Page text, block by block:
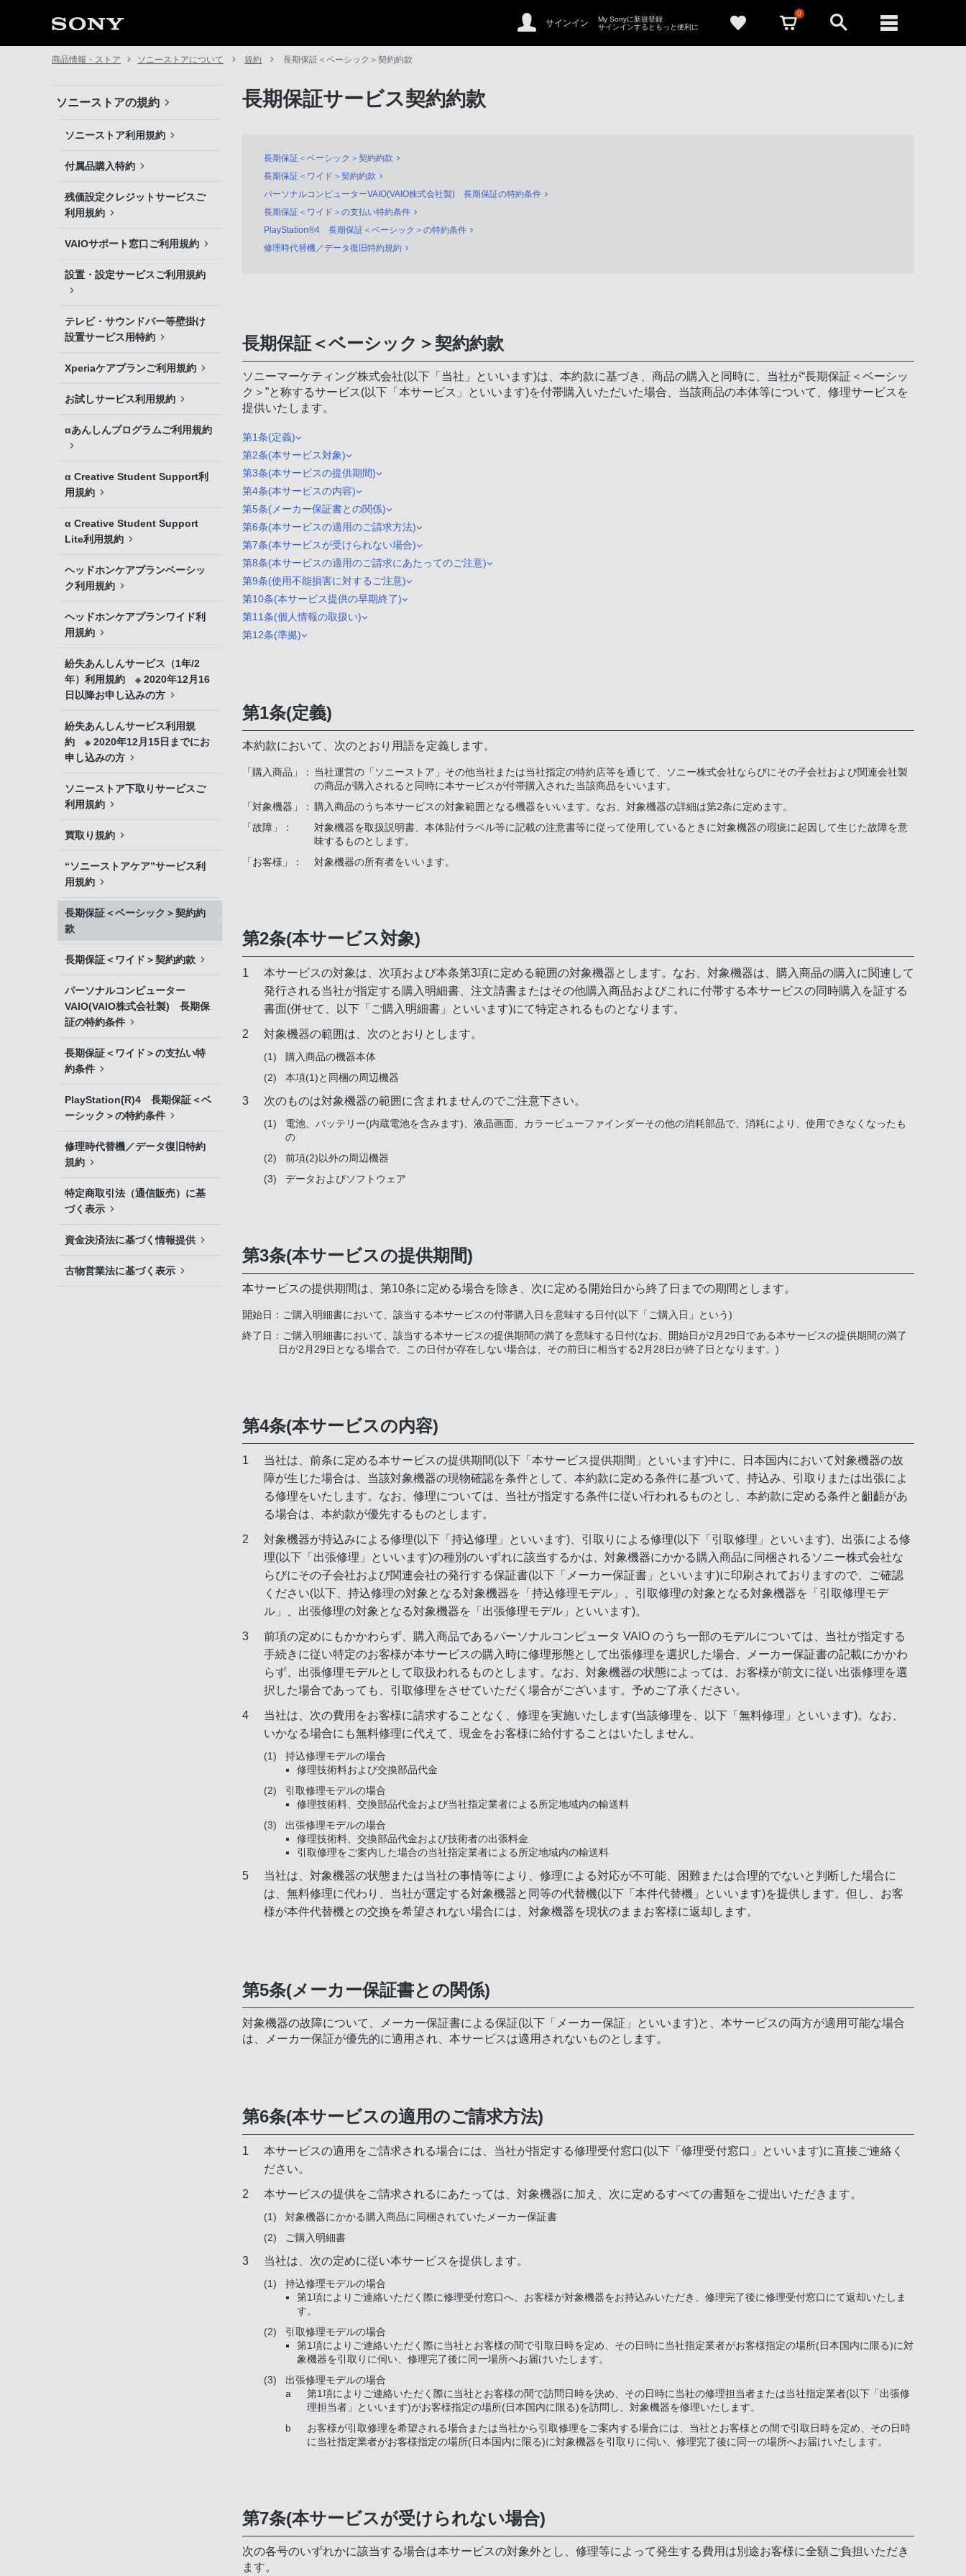
サインイン
My Sonyに新規登録
サインインするともっと便利に
0
商品情報・ストア ソニーストアについて 規約 長期保証＜ベーシック＞契約約款
長期保証サービス契約約款
長期保証＜ベーシック＞契約約款
長期保証＜ワイド＞契約約款
パーソナルコンピューターVAIO(VAIO株式会社製) 長期保証の特約条件
長期保証＜ワイド＞の支払い特約条件
PlayStation®4 長期保証＜ベーシック＞の特約条件
修理時代替機／データ復旧特約規約
長期保証＜ベーシック＞契約約款
ソニーマーケティング株式会社(以下「当社」といいます)は、本約款に基づき、商品の購入と同時に、当社が“長期保証＜ベーシッ
ク＞”と称するサービス(以下「本サービス」といいます)を付帯購入いただいた場合、当該商品の本体等について、修理サービスを
提供いたします。
第1条(定義)
第2条(本サービス対象)
第3条(本サービスの提供期間)
第4条(本サービスの内容)
第5条(メーカー保証書との関係)
第6条(本サービスの適用のご請求方法)
第7条(本サービスが受けられない場合)
第8条(本サービスの適用のご請求にあたってのご注意)
第9条(使用不能損害に対するご注意)
第10条(本サービス提供の早期終了)
第11条(個人情報の取扱い)
第12条(準拠)
第1条(定義)
本約款において、次のとおり用語を定義します。
「購入商品」： 当社運営の「ソニーストア」その他当社または当社指定の特約店等を通じて、ソニー株式会社ならびにその子会社および関連会社製
の商品が購入されると同時に本サービスが付帯購入された当該商品をいいます。
「対象機器」： 購入商品のうち本サービスの対象範囲となる機器をいいます。なお、対象機器の詳細は第2条に定めます。
「故障」：
対象機器を取扱説明書、本体貼付ラベル等に記載の注意書等に従って使用しているときに対象機器の瑕疵に起因して生じた故障を意
味するものとします。
「お客様」：
対象機器の所有者をいいます。
第2条(本サービス対象)
本サービスの対象は、次項および本条第3項に定める範囲の対象機器とします。なお、対象機器は、購入商品の購入に関連して
発行される当社が指定する購入明細書、注文請書またはその他購入商品およびこれに付帯する本サービスの同時購入を証する
書面(併せて、以下「ご購入明細書」といいます)にて特定されるものとなります。
対象機器の範囲は、次のとおりとします。
購入商品の機器本体
本項(1)と同梱の周辺機器
次のものは対象機器の範囲に含まれませんのでご注意下さい。
電池、バッテリー(内蔵電池を含みます)、液晶画面、カラービューファインダーその他の消耗部品で、消耗により、使用できなくなったも
の
前項(2)以外の周辺機器
データおよびソフトウェア
第3条(本サービスの提供期間)
本サービスの提供期間は、第10条に定める場合を除き、次に定める開始日から終了日までの期間とします。
開始日： ご購入明細書において、該当する本サービスの付帯購入日を意味する日付(以下「ご購入日」という)
終了日： ご購入明細書において、該当する本サービスの提供期間の満了を意味する日付(なお、開始日が2月29日である本サービスの提供期間の満了
日が2月29日となる場合で、この日付が存在しない場合は、その前日に相当する2月28日が終了日となります。)
第4条(本サービスの内容)
当社は、前条に定める本サービスの提供期間(以下「本サービス提供期間」といいます)中に、日本国内において対象機器の故
障が生じた場合は、当該対象機器の現物確認を条件として、本約款に定める条件に基づいて、持込み、引取りまたは出張によ
る修理をいたします。なお、修理については、当社が指定する条件に従い行われるものとし、本約款に定める条件と齟齬があ
る場合は、本約款が優先するものとします。
対象機器が持込みによる修理(以下「持込修理」といいます)、引取りによる修理(以下「引取修理」といいます)、出張による修
理(以下「出張修理」といいます)の種別のいずれに該当するかは、対象機器にかかる購入商品に同梱されるソニー株式会社な
らびにその子会社および関連会社の発行する保証書(以下「メーカー保証書」といいます)に印刷されておりますので、ご確認
ください(以下、持込修理の対象となる対象機器を「持込修理モデル」、引取修理の対象となる対象機器を「引取修理モデ
ル」、出張修理の対象となる対象機器を「出張修理モデル」といいます)。
前項の定めにもかかわらず、購入商品であるパーソナルコンピュータ VAIO のうち一部のモデルについては、当社が指定する
手続きに従い特定のお客様が本サービスの購入時に修理形態として出張修理を選択した場合、メーカー保証書の記載にかかわ
らず、出張修理モデルとして取扱われるものとします。なお、対象機器の状態によっては、お客様が前文に従い出張修理を選
択した場合であっても、引取修理をさせていただく場合がございます。予めご了承ください。
当社は、次の費用をお客様に請求することなく、修理を実施いたします(当該修理を、以下「無料修理」といいます)。なお、
いかなる場合にも無料修理に代えて、現金をお客様に給付することはいたしません。
持込修理モデルの場合
修理技術料および交換部品代金
引取修理モデルの場合
修理技術料、交換部品代金および当社指定業者による所定地域内の輸送料
出張修理モデルの場合
修理技術料、交換部品代金および技術者の出張料金
引取修理をご案内した場合の当社指定業者による所定地域内の輸送料
当社は、対象機器の状態または当社の事情等により、修理による対応が不可能、困難または合理的でないと判断した場合に
は、無料修理に代わり、当社が選定する対象機器と同等の代替機(以下「本件代替機」といいます)を提供します。但し、お客
様が本件代替機との交換を希望されない場合には、対象機器を現状のままお客様に返却します。
第5条(メーカー保証書との関係)
対象機器の故障について、メーカー保証書による保証(以下「メーカー保証」といいます)と、本サービスの両方が適用可能な場合
は、メーカー保証が優先的に適用され、本サービスは適用されないものとします。
第6条(本サービスの適用のご請求方法)
本サービスの適用をご請求される場合には、当社が指定する修理受付窓口(以下「修理受付窓口」といいます)に直接ご連絡く
ださい。
本サービスの提供をご請求されるにあたっては、対象機器に加え、次に定めるすべての書類をご提出いただきます。
対象機器にかかる購入商品に同梱されていたメーカー保証書
ご購入明細書
当社は、次の定めに従い本サービスを提供します。
持込修理モデルの場合
第1項によりご連絡いただく際に修理受付窓口へ、お客様が対象機器をお持込みいただき、修理完了後に修理受付窓口にて返却いたしま
す。
引取修理モデルの場合
第1項によりご連絡いただく際に当社とお客様の間で引取日時を定め、その日時に当社指定業者がお客様指定の場所(日本国内に限る)に対
象機器を引取りに伺い、修理完了後に同一場所へお届けいたします。
出張修理モデルの場合
第1項によりご連絡いただく際に当社とお客様の間で訪問日時を決め、その日時に当社の修理担当者または当社指定業者(以下「出張修
理担当者」といいます)がお客様指定の場所(日本国内に限る)を訪問し、対象機器を修理いたします。
お客様が引取修理を希望される場合または当社から引取修理をご案内する場合には、当社とお客様との間で引取日時を定め、その日時
に当社指定業者がお客様指定の場所(日本国内に限る)に対象機器を引取りに伺い、修理完了後に同一の場所へお届けいたします。
第7条(本サービスが受けられない場合)
次の各号のいずれかに該当する場合は本サービスの対象外とし、修理等によって発生する費用は別途お客様に全額ご負担いただき
ます。
ソニーストアの規約
ソニーストア利用規約
付属品購入特約
残価設定クレジットサービスご
利用規約
VAIOサポート窓口ご利用規約
設置・設定サービスご利用規約
テレビ・サウンドバー等壁掛け
設置サービス用特約
Xperiaケアプランご利用規約
お試しサービス利用規約
αあんしんプログラムご利用規約
α Creative Student Support利
用規約
α Creative Student Support
Lite利用規約
ヘッドホンケアプランベーシッ
ク利用規約
ヘッドホンケアプランワイド利
用規約
紛失あんしんサービス（1年/2
年）利用規約 ※ 2020年12月16
日以降お申し込みの方
紛失あんしんサービス利用規
約 ※ 2020年12月15日までにお
申し込みの方
ソニーストア下取りサービスご
利用規約
買取り規約
“ソニーストアケア”サービス利
用規約
長期保証＜ベーシック＞契約約
款
長期保証＜ワイド＞契約約款
パーソナルコンピューター
VAIO(VAIO株式会社製) 長期保
証の特約条件
長期保証＜ワイド＞の支払い特
約条件
PlayStation(R)4 長期保証＜ベ
ーシック＞の特約条件
修理時代替機／データ復旧特約
規約
特定商取引法（通信販売）に基
づく表示
資金決済法に基づく情報提供
古物営業法に基づく表示